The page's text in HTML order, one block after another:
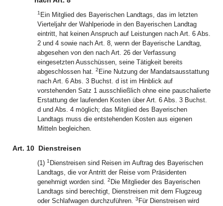
1 Ein Mitglied des Bayerischen Landtags, das im letzten
Vierteljahr der Wahlperiode in den Bayerischen Landtag
eintritt, hat keinen Anspruch auf Leistungen nach Art. 6 Abs.
2 und 4 sowie nach Art. 8, wenn der Bayerische Landtag,
abgesehen von den nach Art. 26 der Verfassung
eingesetzten Ausschüssen, seine Tätigkeit bereits
abgeschlossen hat. 2 Eine Nutzung der Mandatsausstattung
nach Art. 6 Abs. 3 Buchst. d ist im Hinblick auf
vorstehenden Satz 1 ausschließlich ohne eine pauschalierte
Erstattung der laufenden Kosten über Art. 6 Abs. 3 Buchst.
d und Abs. 4 möglich; das Mitglied des Bayerischen
Landtags muss die entstehenden Kosten aus eigenen
Mitteln begleichen.
Art. 10 Dienstreisen
(1) 1 Dienstreisen sind Reisen im Auftrag des Bayerischen
Landtags, die vor Antritt der Reise vom Präsidenten
genehmigt worden sind. 2 Die Mitglieder des Bayerischen
Landtags sind berechtigt, Dienstreisen mit dem Flugzeug
oder Schlafwagen durchzuführen. 3 Für Dienstreisen wird